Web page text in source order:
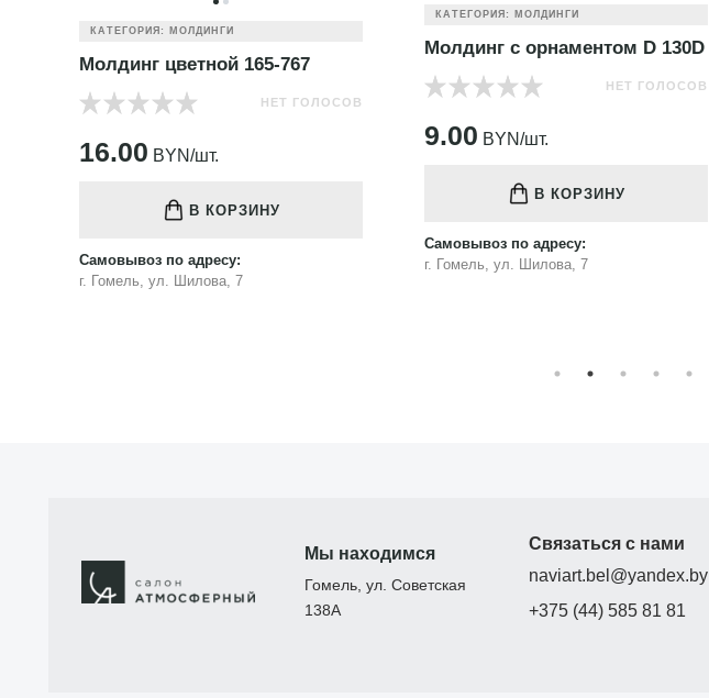
КАТЕГОРИЯ: МОЛДИНГИ
Молдинг цветной 165-767
НЕТ ГОЛОСОВ
16.00 BYN/шт.
В КОРЗИНУ
Самовывоз по адресу:
г. Гомель, ул. Шилова, 7
КАТЕГОРИЯ: МОЛДИНГИ
Молдинг с орнаментом D 130D
НЕТ ГОЛОСОВ
9.00 BYN/шт.
В КОРЗИНУ
Самовывоз по адресу:
г. Гомель, ул. Шилова, 7
Мы находимся
Гомель, ул. Советская
138А
Связаться с нами
naviart.bel@yandex.by
+375 (44) 585 81 81